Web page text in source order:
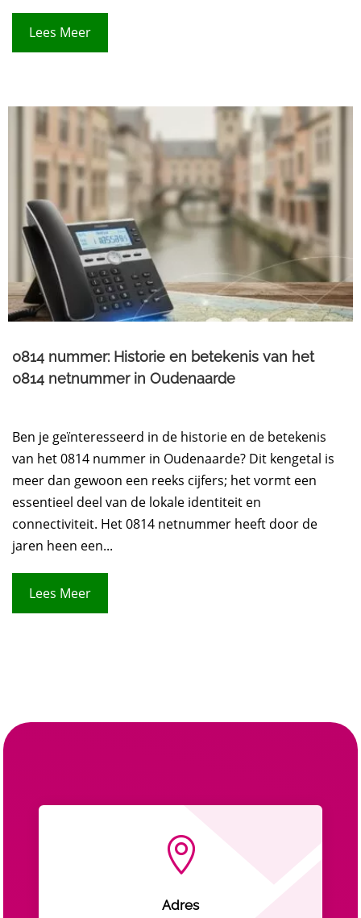
Lees Meer
0814 nummer: Historie en betekenis van het
0814 netnummer in Oudenaarde
Ben je geïnteresseerd in de historie en de betekenis
van het 0814 nummer in Oudenaarde? Dit kengetal is
meer dan gewoon een reeks cijfers; het vormt een
essentieel deel van de lokale identiteit en
connectiviteit. Het 0814 netnummer heeft door de
jaren heen een...
Lees Meer

Adres